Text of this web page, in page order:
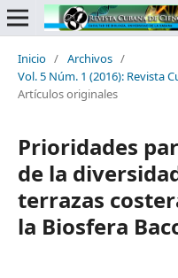
Inicio / Archivos /
Vol. 5 Núm. 1 (2016): Revista
Artículos originales
Prioridades
de la
terrazas
la Biosfera